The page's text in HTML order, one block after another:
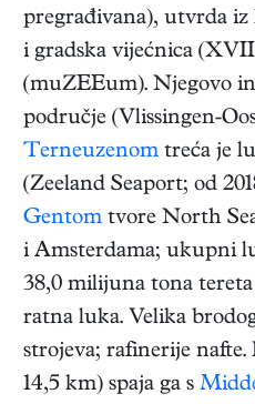
pregrađivana), utvrda iz
i gradska vijećnica
(muZEEum). Njegovo
područje (Vlissingen-
Terneuzenom treća je
(Zeeland Seaport; od
Gentom tvore North
i Amsterdama; ukupni
38,0 milijuna tona tereta
ratna luka. Velika
strojeva; rafinerije
14,5 km) spaja ga s